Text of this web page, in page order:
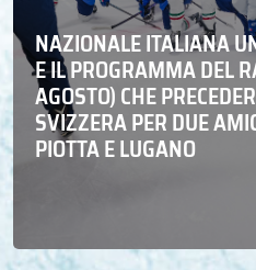
NAZIONALE ITALIANA
E IL PROGRAMMA DEL
AGOSTO) CHE
SVIZZERA PER DUE
PIOTTA E LUGANO